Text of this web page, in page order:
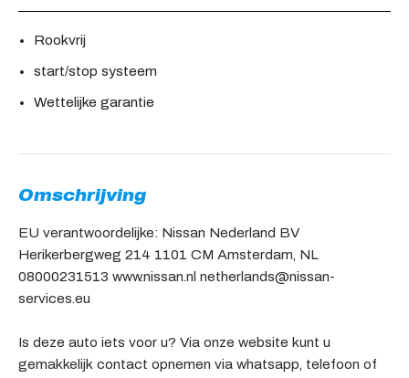
Rookvrij
start/stop systeem
Wettelijke garantie
Omschrijving
EU verantwoordelijke: Nissan Nederland BV
Herikerbergweg 214 1101 CM Amsterdam, NL
08000231513 www.nissan.nl netherlands@nissan-
services.eu
Is deze auto iets voor u? Via onze website kunt u
gemakkelijk contact opnemen via whatsapp, telefoon of